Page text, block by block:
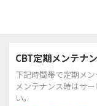
CBT定期メンテナ
下記時間帯で定期メン
メンテナンス時はサ
い。